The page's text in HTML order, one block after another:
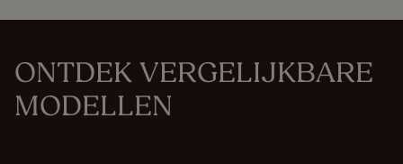
ONTDEK VERGELIJKBARE
MODELLEN